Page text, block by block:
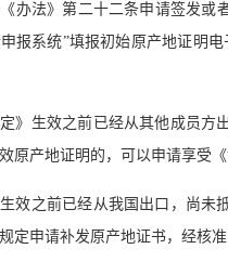
法》第二十二条申请签发或者
报系统”填报初始原产地证明
生效之前已经从其他成员方出
原产地证明的，可以申请享受
之前已经从我国出口，尚未抵
定申请补发原产地证书，经核